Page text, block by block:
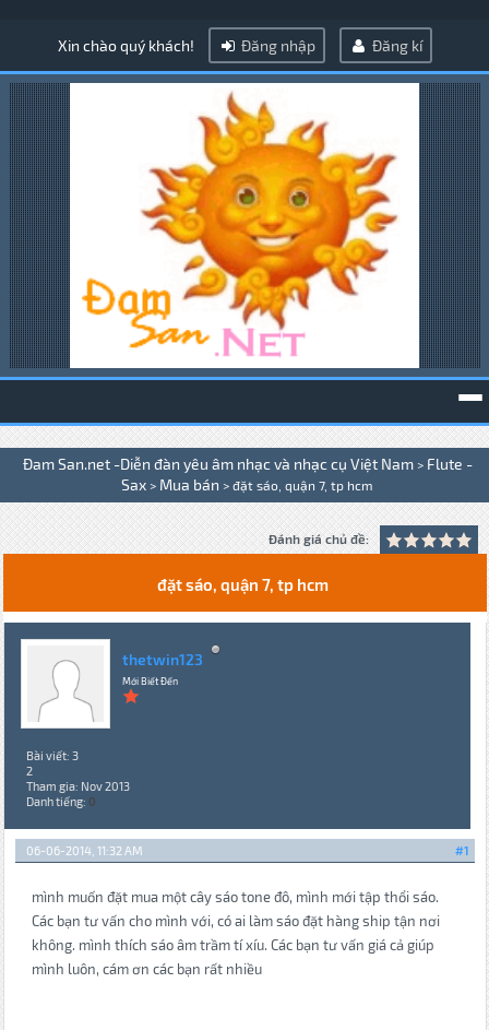
Xin chào quý khách! Đăng nhập Đăng kí
Đam San.net -Diễn đàn yêu âm nhạc và nhạc cụ Việt Nam > Flute -
Sax > Mua bán > đặt sáo, quận 7, tp hcm
Đánh giá chủ đề:
đặt sáo, quận 7, tp hcm
thetwin123
Mới Biết Đến
Bài viết: 3
2
Tham gia: Nov 2013
Danh tiếng: 0
#1
06-06-2014, 11:32 AM
mình muốn đặt mua một cây sáo tone đô, mình mới tập thổi sáo.
Các bạn tư vấn cho mình với, có ai làm sáo đặt hàng ship tận nơi
không. mình thích sáo âm trầm tí xíu. Các bạn tư vấn giá cả giúp
mình luôn, cám ơn các bạn rất nhiều